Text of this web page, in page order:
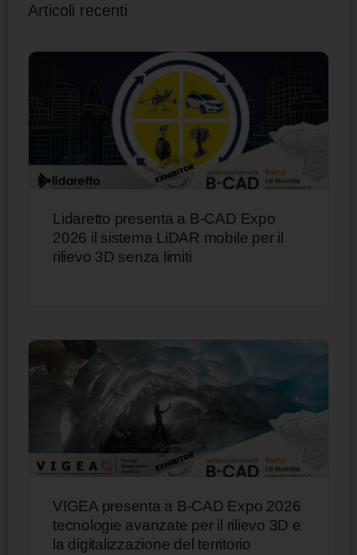
Articoli recenti
Lidaretto presenta a B-CAD Expo
2026 il sistema LiDAR mobile per il
rilievo 3D senza limiti
VIGEA presenta a B-CAD Expo 2026
tecnologie avanzate per il rilievo 3D e
la digitalizzazione del territorio